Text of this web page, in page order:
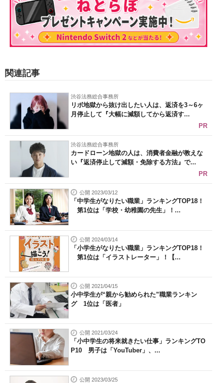
関連記事
渋谷法務総合事務所
リボ地獄から抜け出したい人は、返済を3～6ヶ
月停止して『大幅に減額してから返済す...
PR
渋谷法務総合事務所
カードローン地獄の人は、消費者金融が教えな
い『返済停止して減額・免除する方法』で...
PR
公開 2023/03/12
「中学生がなりたい職業」ランキングTOP18！
第1位は「学校・幼稚園の先生」！...
公開 2024/03/14
「小学生がなりたい職業」ランキングTOP18！
第1位は「イラストレーター」！【...
公開 2021/04/15
小中学生が“親から勧められた”職業ランキン
グ 1位は「医者」
公開 2021/03/24
「小中学生の将来就きたい仕事」ランキングTO
P10 男子は「YouTuber」、...
公開 2023/03/25